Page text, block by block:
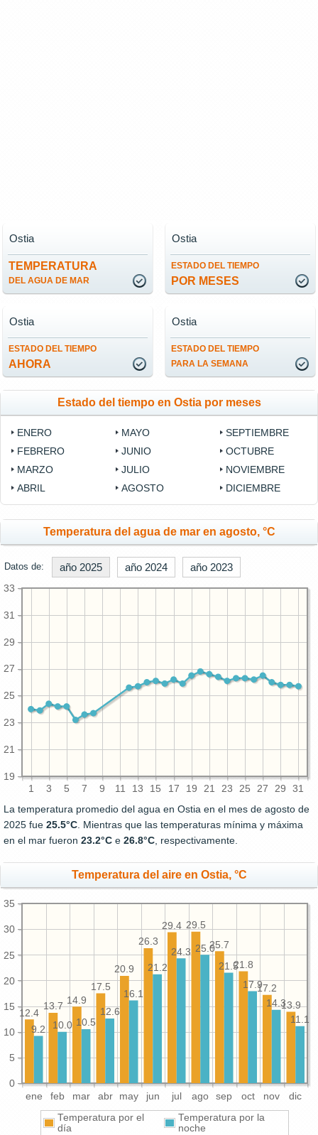
TEMPERATURA
DEL AGUA DE MAR
Ostia
ESTADO DEL TIEMPO
POR MESES
Ostia
ESTADO DEL TIEMPO
AHORA
Ostia
ESTADO DEL TIEMPO
PARA LA SEMANA
Ostia
Estado del tiempo en Ostia por meses
ENERO
FEBRERO
MARZO
ABRIL
MAYO
JUNIO
JULIO
AGOSTO
SEPTIEMBRE
OCTUBRE
NOVIEMBRE
DICIEMBRE
Temperatura del agua de mar en agosto, °C
Datos de: año 2025 año 2024 año 2023
1 3 5 7 9 11 13 15 17 19 21 23 25 27 29 31
19
21
23
25
27
29
31
33
La temperatura promedio del agua en Ostia en el mes de agosto de
2025 fue 25.5°C. Mientras que las temperaturas mínima y máxima
en el mar fueron 23.2°C e 26.8°C, respectivamente.
Temperatura del aire en Ostia, °C
ene feb mar abr may jun jul ago sep oct nov dic
0
5
10
15
20
25
30
35
13.9
17.2
21.8
25.7
29.5
29.4
26.3
20.9
17.5
14.9
13.7
12.4
11.1
14.3
17.9
21.5
25.0
24.3
21.2
16.1
12.6
10.5
10.0
9.2
Temperatura por el
día
Temperatura por la
noche